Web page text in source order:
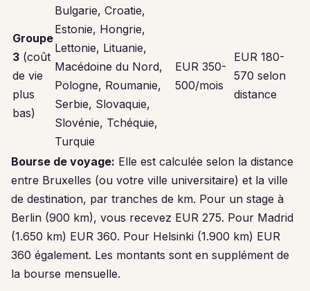
Groupe
3 (coût
de vie
plus
bas)
Bulgarie, Croatie,
Estonie, Hongrie,
Lettonie, Lituanie,
Macédoine du Nord,
Pologne, Roumanie,
Serbie, Slovaquie,
Slovénie, Tchéquie,
Turquie
EUR 350-
500/mois
EUR 180-
570 selon
distance
Bourse de voyage: Elle est calculée selon la distance
entre Bruxelles (ou votre ville universitaire) et la ville
de destination, par tranches de km. Pour un stage à
Berlin (900 km), vous recevez EUR 275. Pour Madrid
(1.650 km) EUR 360. Pour Helsinki (1.900 km) EUR
360 également. Les montants sont en supplément de
la bourse mensuelle.